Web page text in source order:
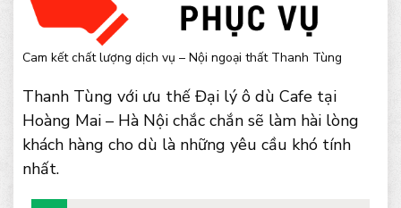
Cam kết chất lượng dịch vụ – Nội ngoại thất Thanh Tùng
Thanh Tùng với ưu thế Đại lý ô dù Cafe tại
Hoàng Mai – Hà Nội chắc chắn sẽ làm hài lòng
khách hàng cho dù là những yêu cầu khó tính
nhất.